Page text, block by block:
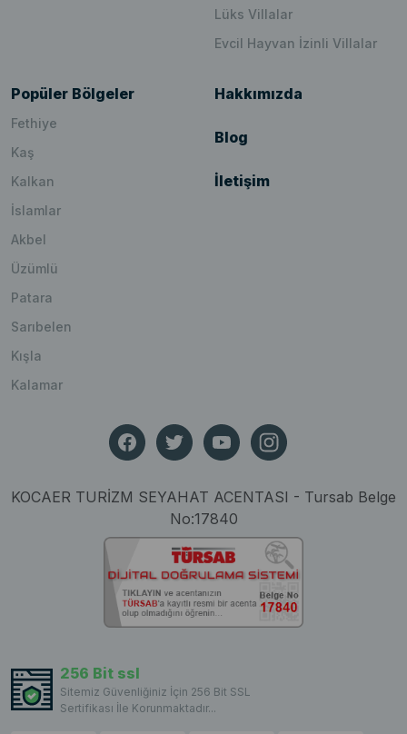
Lüks Villalar
Evcil Hayvan İzinli Villalar
Popüler Bölgeler
Fethiye
Kaş
Kalkan
İslamlar
Akbel
Üzümlü
Patara
Sarıbelen
Kışla
Kalamar
Hakkımızda
Blog
İletişim
KOCAER TURİZM SEYAHAT ACENTASI - Tursab Belge
No:17840
256 Bit ssl
Sitemiz Güvenliğiniz İçin 256 Bit SSL
Sertifikası İle Korunmaktadır...